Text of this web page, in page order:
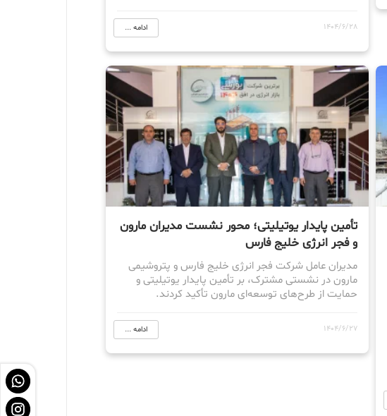
1404/6/28 ادامه ...
تأمین پایدار یوتیلیتی؛ محور نشست مدیران مارون
و فجر انرژی خلیج فارس
مدیران عامل شرکت فجر انرژی خلیج فارس و پتروشیمی
مارون در نشستی مشترک، بر تأمین پایدار یوتیلیتی و
حمایت از طرح‌های توسعه‌ای مارون تأکید کردند.
1404/6/27 ادامه ...